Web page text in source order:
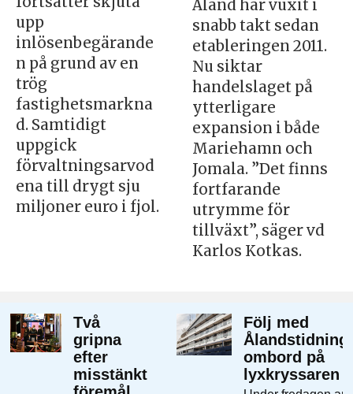
upp
inlösenbegärande
n på grund av en
trög
fastighetsmarkna
d. Samtidigt
uppgick
förvaltningsarvod
ena till drygt sju
miljoner euro i fjol.
Åland har vuxit i
snabb takt sedan
etableringen 2011.
Nu siktar
handelslaget på
ytterligare
expansion i både
Mariehamn och
Jomala. ”Det finns
fortfarande
utrymme för
tillväxt”, säger vd
Karlos Kotkas.